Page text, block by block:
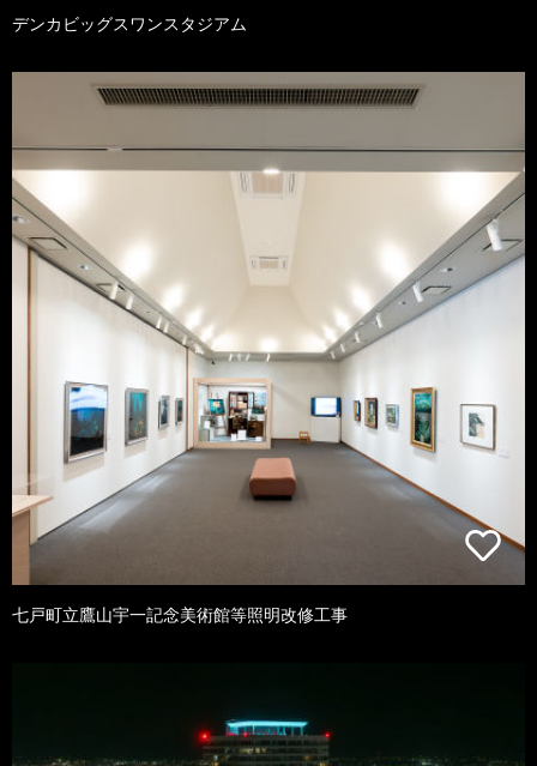
デンカビッグスワンスタジアム
七戸町立鷹山宇一記念美術館等照明改修工事